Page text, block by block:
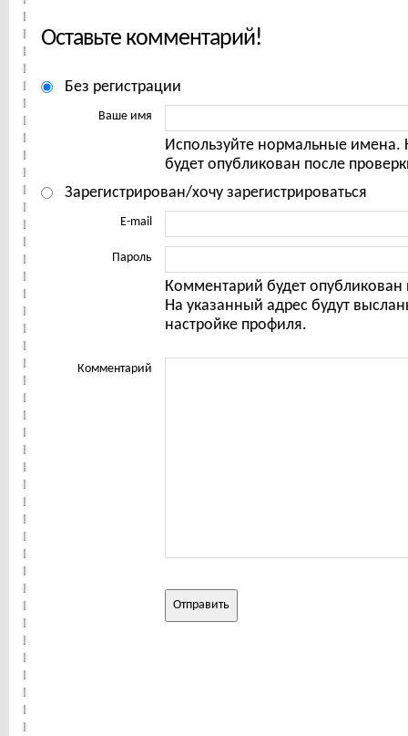
Оставьте комментарий!
Без регистрации
Ваше имя
Используйте нормальные
будет опубликован после
Зарегистрирован/хочу зарегистрироваться
E-mail
Пароль
Комментарий будет опубликован
На указанный адрес будут
настройке профиля.
Комментарий